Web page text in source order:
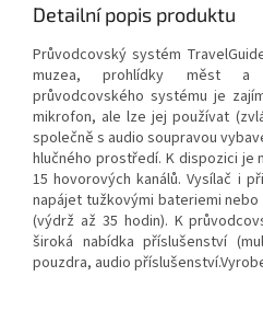
Detailní popis produktu
Průvodcovský systém
muzea, prohlídky měst a
průvodcovského systému je
mikrofon, ale lze jej používat
společně s audio soupravou
hlučného prostředí. K dispozici je
15 hovorových kanálů. Vysílač i
napájet tužkovými bateriemi
(výdrž až 35 hodin). K
široká nabídka příslušenství
pouzdra, audio